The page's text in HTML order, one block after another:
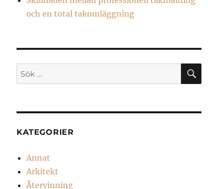
och en total takomläggning
Sök
efter:
KATEGORIER
Annat
Arkitekt
Återvinning